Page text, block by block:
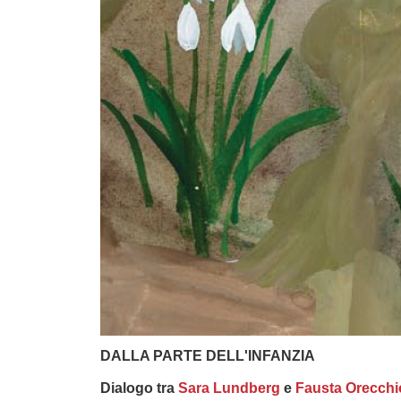
DALLA PARTE DELL'INFANZIA
Dialogo tra Sara Lundberg e Fausta